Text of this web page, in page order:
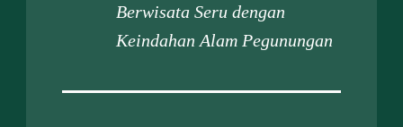
Berwisata Seru dengan
Keindahan Alam Pegunungan